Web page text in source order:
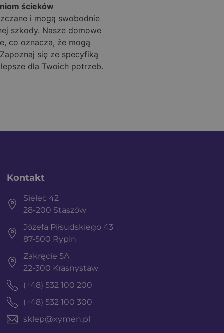
ścieków
i mogą swobodnie
szkody. Nasze domowe
co oznacza, że mogą
się ze specyfiką
dla Twoich potrzeb.
Kontakt
Sielec 42
28-200 Staszów
Józefa Piłsudskiego 43
87-500 Rypin
Zakręcie 5A
22-300 Krasnystaw
(+48) 532 100 200
(+48) 532 100 300
sklep@xymen.pl